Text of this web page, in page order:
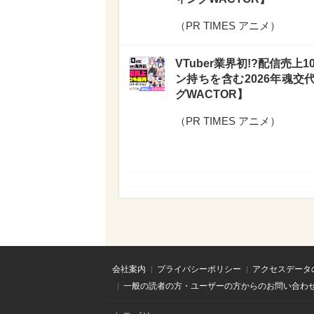
（PR TIMES アニメ ）
VTuber業界初!?配信売上
ン持ちを含む2026年魂交
グWACTOR】
（PR TIMES アニメ ）
会社案内 プライバシーポリシー
アクセスデー
一般の読者の方・ユーザーの方からのお問い合わ